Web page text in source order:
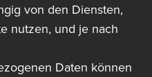
von den Diensten,
nutzen, und je nach
Daten können